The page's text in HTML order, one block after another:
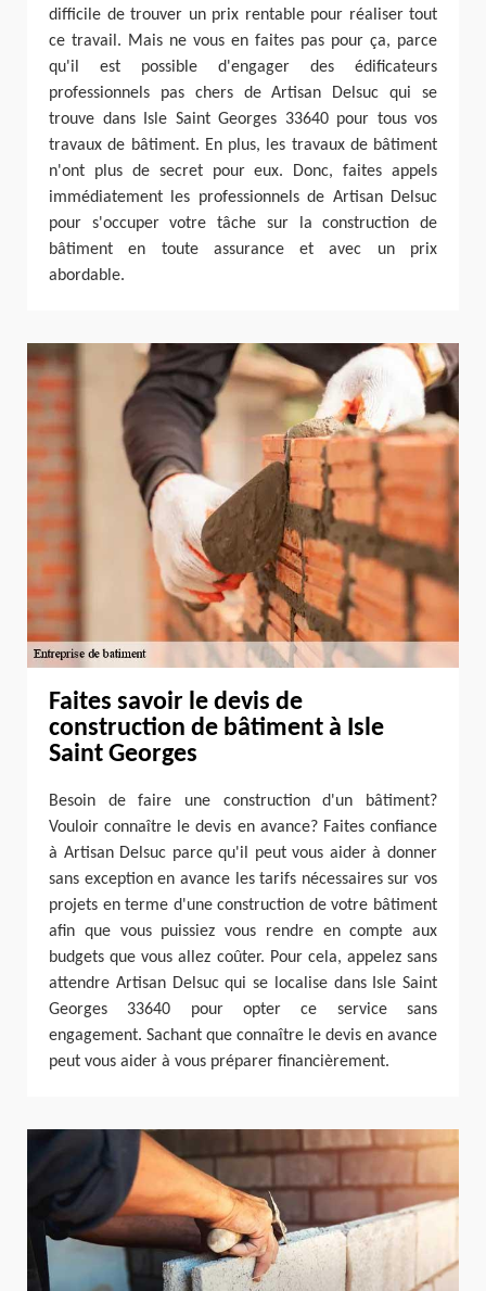
difficile de trouver un prix rentable pour réaliser tout
ce travail. Mais ne vous en faites pas pour ça, parce
qu'il est possible d'engager des édificateurs
professionnels pas chers de Artisan Delsuc qui se
trouve dans Isle Saint Georges 33640 pour tous vos
travaux de bâtiment. En plus, les travaux de bâtiment
n'ont plus de secret pour eux. Donc, faites appels
immédiatement les professionnels de Artisan Delsuc
pour s'occuper votre tâche sur la construction de
bâtiment en toute assurance et avec un prix
abordable.
Faites savoir le devis de
construction de bâtiment à Isle
Saint Georges
Besoin de faire une construction d'un bâtiment?
Vouloir connaître le devis en avance? Faites confiance
à Artisan Delsuc parce qu'il peut vous aider à donner
sans exception en avance les tarifs nécessaires sur vos
projets en terme d'une construction de votre bâtiment
afin que vous puissiez vous rendre en compte aux
budgets que vous allez coûter. Pour cela, appelez sans
attendre Artisan Delsuc qui se localise dans Isle Saint
Georges 33640 pour opter ce service sans
engagement. Sachant que connaître le devis en avance
peut vous aider à vous préparer financièrement.